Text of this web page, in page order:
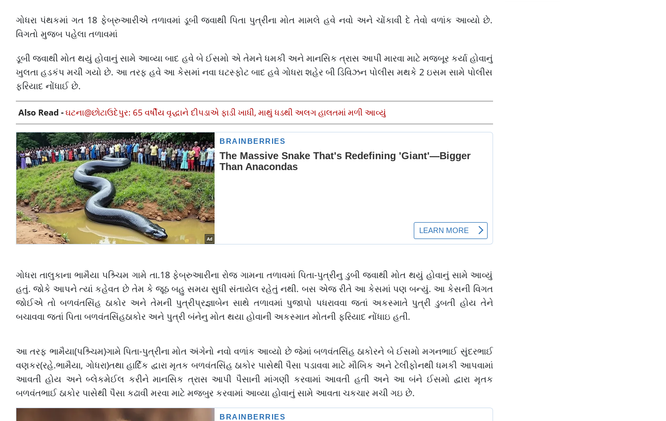
ગોધરા પંથકમાં ગત 18 ફેબ્રુઆરીએ તળાવમાં ડૂબી જવાથી પિતા પુત્રીના મોત મામલે હવે નવો અને ચોંકાવી દે તેવો વળાંક આવ્યો છે.
વિગતો મુજબ પહેલા તળાવમાં
ડૂબી જવાથી મોત થયું હોવાનું સામે આવ્યા બાદ હવે બે ઈસમો એ તેમને ધમકી અને માનસિક ત્રાસ આપી મારવા માટે મજબૂર કર્યા હોવાનું
ખુલતા હડકંપ મચી ગયો છે. આ તરફ હવે આ કેસમાં નવા ઘટસ્ફોટ બાદ હવે ગોધરા શહેર બી ડિવિઝન પોલીસ મથકે 2 ઇસમ સામે પોલીસ
ફરિયાદ નોંધાઈ છે.
Also Read -ઘટના@છોટાઉદેપુર: 65 વર્ષીય વૃદ્ધાને દીપડાએ ફાડી ખાધી, માથું ધડથી અલગ હાલતમાં મળી આવ્યું
ગોધરા તાલુકાના ભામૈયા પશ્ર્ચિમ ગામે તા.18 ફેબ્રુઆરીના રોજ ગામના તળાવમાં પિતા-પુત્રીનુ ડુબી જવાથી મોત થયું હોવાનું સામે આવ્યું
હતું. જોકે આપને ત્યાં કહેવત છે તેમ કે જૂઠ બહુ સમય સુધી સંતાયેલ રહેતું નથી. બસ એજ રીતે આ કેસમાં પણ બન્યું. આ કેસની વિગત
જોઈએ તો બળવંતસિંહ ઠાકોર અને તેમની પુત્રીપ્રજ્ઞાબેન સાથે તળાવમાં પુજાપો પધરાવવા જતાં અકસ્માતે પુત્રી ડુબતી હોય તેને
બચાવવા જતાં પિતા બળવંતસિંહઠાકોર અને પુત્રી બંનેનુ મોત થયા હોવાની અકસ્માત મોતની ફરિયાદ નોંધાઇ હતી.
આ તરફ ભામૈયા(પશ્ર્ચિમ)ગામે પિતા-પુત્રીના મોત અંગેનો નવો વળાંક આવ્યો છે જેમાં બળવંતસિંહ ઠાકોરને બે ઈસમો મગનભાઈ સુંદરભાઈ
વણકર(રહે.ભામૈયા, ગોધરા)તથા હાર્દિક દ્વારા મૃતક બળવંતસિંહ ઠાકોર પાસેથી પૈસા પડાવવા માટે મૌખિક અને ટેલીફોનથી ધમકી આપવામાં
આવતી હોય અને બ્લેકમેઈલ કરીને માનસિક ત્રાસ આપી પૈસાની માંગણી કરવામાં આવતી હતી અને આ બંને ઈસમો દ્વારા મૃતક
બળવંતભાઈ ઠાકોર પાસેથી પૈસા કઢાવી મરવા માટે મજબુર કરવામાં આવ્યા હોવાનું સામે આવતા ચકચાર મચી ગઇ છે.